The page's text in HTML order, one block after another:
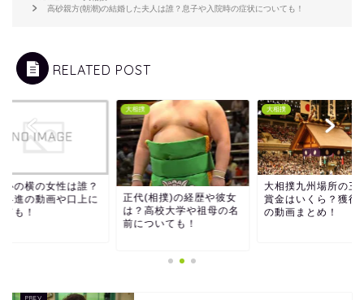
高砂親方(朝潮)の結婚した夫人は誰？息子や入院時の症状についても！
RELATED POST
心の横の女性は誰？
昇進の動画や口上に
も！
大相撲
正代(相撲)の経歴や彼女
は？高校大学や祖母の名
前についても！
大相撲
大相撲九州場所の三
賞金はいくら？獲得
の動画まとめ！